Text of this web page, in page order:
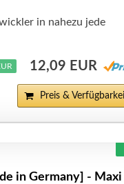
in nahezu jede
12,09 EUR
Preis &
in Germany] - Maxi